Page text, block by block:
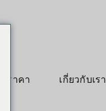
ราคา เกี่ยวกับเรา